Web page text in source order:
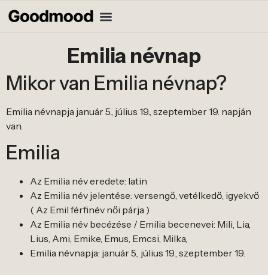
Emilia névnap
Mikor van Emilia névnap?
Emilia névnapja január 5., július 19., szeptember 19. napján
van.
Emilia
Az Emilia név eredete: latin
Az Emilia név jelentése: versengő, vetélkedő, igyekvő
( Az Emil férfinév női párja )
Az Emilia név becézése / Emilia becenevei: Mili, Lia,
Lius, Ami, Emike, Emus, Emcsi, Milka,
Emilia névnapja: január 5., július 19., szeptember 19.